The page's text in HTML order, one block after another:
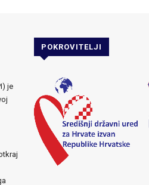
je
POKROVITELJI